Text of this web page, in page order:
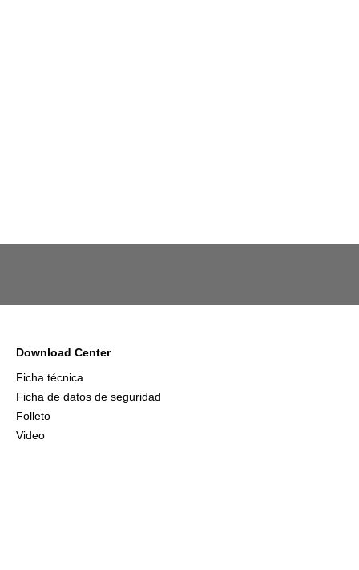
Download Center
Ficha técnica
Ficha de datos de seguridad
Folleto
Video